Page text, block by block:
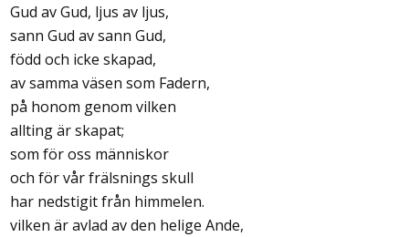
Gud av Gud, ljus av ljus,
sann Gud av sann Gud,
född och icke skapad,
av samma väsen som Fadern,
på honom genom vilken
allting är skapat;
som för oss människor
och för vår frälsnings skull
har nedstigit från himmelen.
vilken är avlad av den helige Ande,